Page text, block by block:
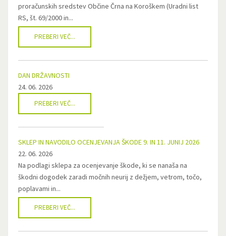
proračunskih sredstev Občine Črna na Koroškem (Uradni list
RS, št. 69/2000 in...
PREBERI VEČ...
DAN DRŽAVNOSTI
24. 06. 2026
PREBERI VEČ...
SKLEP IN NAVODILO OCENJEVANJA ŠKODE 9. IN 11. JUNIJ 2026
22. 06. 2026
Na podlagi sklepa za ocenjevanje škode, ki se nanaša na
škodni dogodek zaradi močnih neurij z dežjem, vetrom, točo,
poplavami in...
PREBERI VEČ...